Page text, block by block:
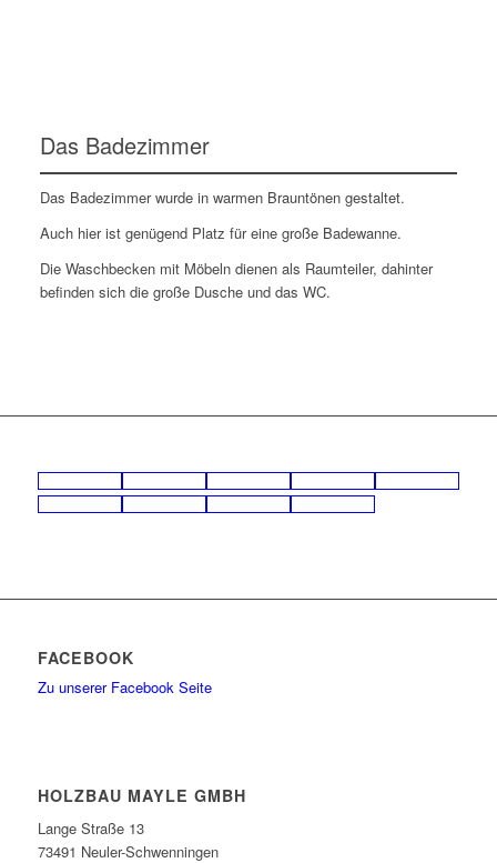
Das Badezimmer
Das Badezimmer wurde in warmen Brauntönen gestaltet.
Auch hier ist genügend Platz für eine große Badewanne.
Die Waschbecken mit Möbeln dienen als Raumteiler, dahinter
befinden sich die große Dusche und das WC.
FACEBOOK
Zu unserer Facebook Seite
HOLZBAU MAYLE GMBH
Lange Straße 13
73491 Neuler-Schwenningen